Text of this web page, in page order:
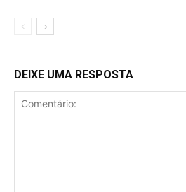
DEIXE UMA RESPOSTA